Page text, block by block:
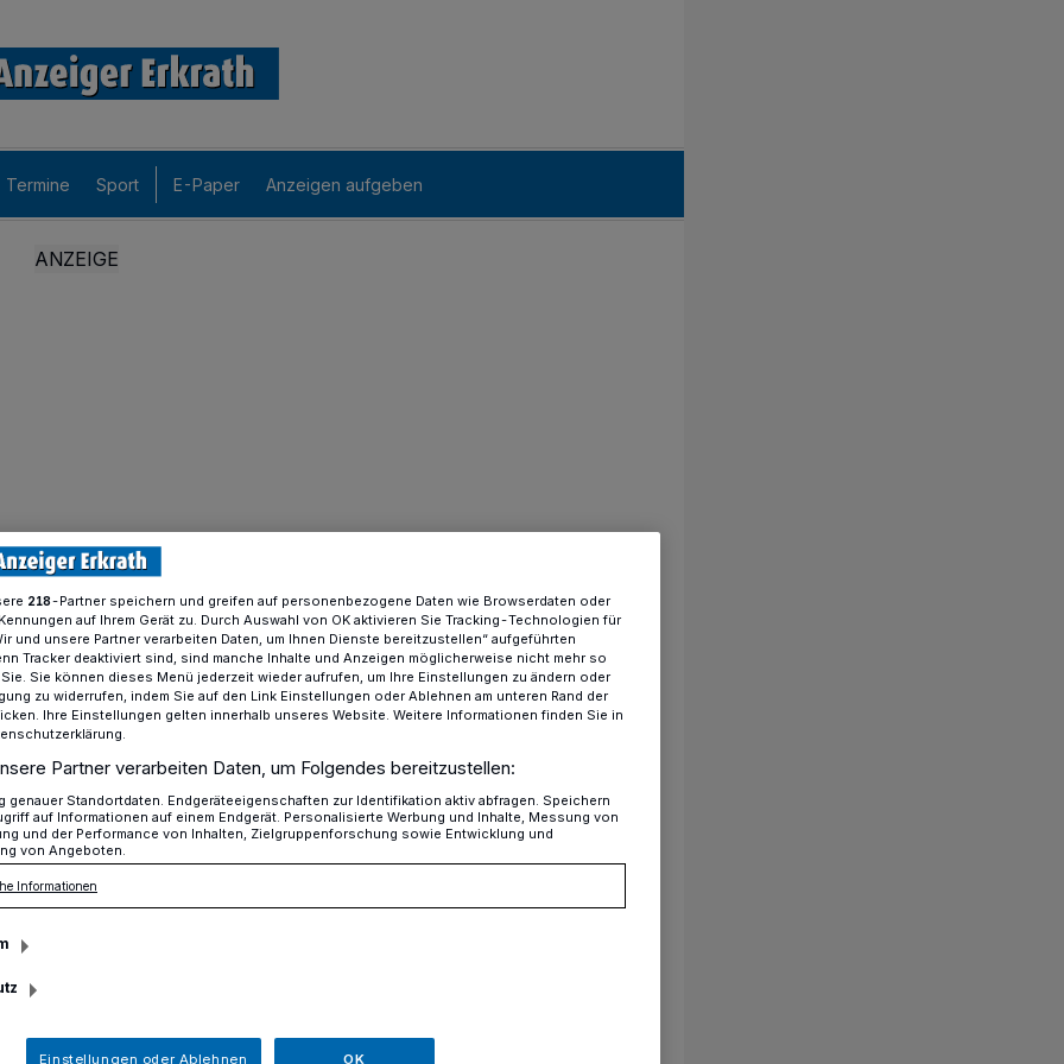
Termine Sport E-Paper Anzeigen aufgeben
Die Neanderartgroup blickt positiv gestimmt in die Zukunft
blickt
in die Zukunft
war es in diesem Jahr
viele Kunst- und Kulturvereine gab es
Veranstaltungen und
das Orgateam auch positives
218-Partner speichern und greifen auf personenbezogene Daten wie Browserdaten oder
auf Ihrem Gerät zu. Durch Auswahl von OK aktivieren Sie Tracking-Technologien für
und unsere Partner verarbeiten Daten, um Ihnen Dienste bereitzustellen“ aufgeführten
Tracker deaktiviert sind, sind manche Inhalte und Anzeigen möglicherweise nicht mehr so
Sie können dieses Menü jederzeit wieder aufrufen, um Ihre Einstellungen zu ändern oder
zu widerrufen, indem Sie auf den Link Einstellungen oder Ablehnen am unteren Rand der
Ihre Einstellungen gelten innerhalb unseres Website. Weitere Informationen finden Sie in
Partner verarbeiten Daten, um Folgendes bereitzustellen:
genauer Standortdaten. Endgeräteeigenschaften zur Identifikation aktiv abfragen. Speichern
auf Informationen auf einem Endgerät. Personalisierte Werbung und Inhalte, Messung von
und der Performance von Inhalten, Zielgruppenforschung sowie Entwicklung und
von Angeboten.
Informationen
Einstellungen oder Ablehnen OK